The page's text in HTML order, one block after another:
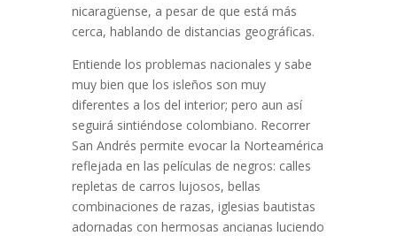
nicaragüense, a pesar de que está más
cerca, hablando de distancias geográficas.
Entiende los problemas nacionales y sabe
muy bien que los isleños son muy
diferentes a los del interior; pero aun así
seguirá sintiéndose colombiano. Recorrer
San Andrés permite evocar la Norteamérica
reflejada en las películas de negros: calles
repletas de carros lujosos, bellas
combinaciones de razas, iglesias bautistas
adornadas con hermosas ancianas luciendo